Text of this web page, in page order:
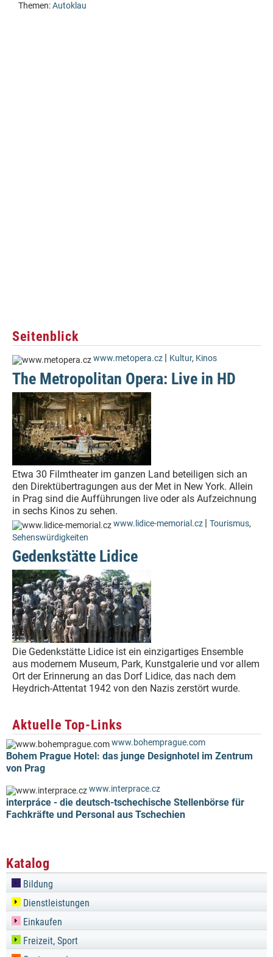
Themen:Autoklau
Seitenblick
www.metopera.cz | Kultur, Kinos
The Metropolitan Opera: Live in HD
Etwa 30 Filmtheater im ganzen Land beteiligen sich an
den Direktübertragungen aus der Met in New York. Allein
in Prag sind die Aufführungen live oder als Aufzeichnung
in sechs Kinos zu sehen.
www.lidice-memorial.cz | Tourismus,
Sehenswürdigkeiten
Gedenkstätte Lidice
Die Gedenkstätte Lidice ist ein einzigartiges Ensemble
aus modernem Museum, Park, Kunstgalerie und vor allem
Ort der Erinnerung an das Dorf Lidice, das nach dem
Heydrich-Attentat 1942 von den Nazis zerstört wurde.
Aktuelle Top-Links
www.bohemprague.com
Bohem Prague Hotel: das junge Designhotel im Zentrum
von Prag
www.interprace.cz
interpráce - die deutsch-tschechische Stellenbörse für
Fachkräfte und Personal aus Tschechien
Katalog
Bildung
Dienstleistungen
Einkaufen
Freizeit, Sport